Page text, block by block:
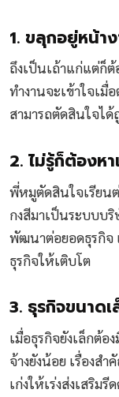
1. ขลุกอยู่หน้า
ถึงเป็นเถ้าแก่แต่ก็ต้
ทำงานจะเข้าใจเมื่
สามารถตัดสินใจได้
2. ไม่รู้ก็ต้องห
พี่หมูตัดสินใจเรียน
กงสีมาเป็นระบบบ
พัฒนาต่อยอดธุรกิจ
ธุรกิจให้เติบโต
3. ธุรกิจขนาด
เมื่อธุรกิจยังเล็กต้อ
จ้างยังน้อย เรื่องส
เก่งให้เร่งส่งเสริม